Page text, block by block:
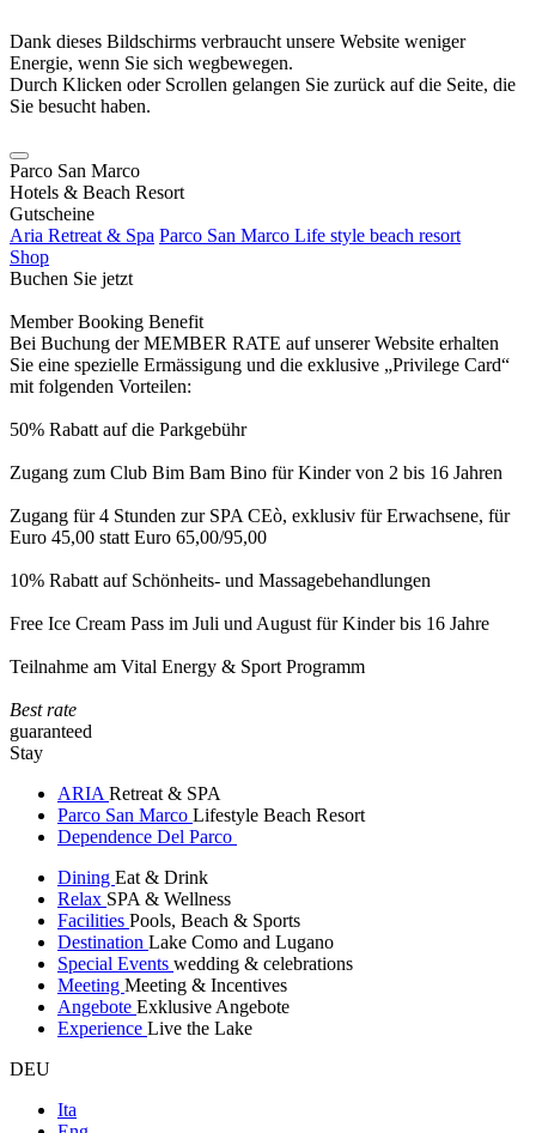
Dank dieses Bildschirms verbraucht unsere Website weniger
Energie, wenn Sie sich wegbewegen.
Durch Klicken oder Scrollen gelangen Sie zurück auf die Seite, die
Sie besucht haben.
Parco San Marco
Hotels & Beach Resort
Gutscheine
Aria Retreat & Spa Parco San Marco Life style beach resort
Shop
Buchen Sie jetzt
Member Booking Benefit
Bei Buchung der MEMBER RATE auf unserer Website erhalten
Sie eine spezielle Ermässigung und die exklusive „Privilege Card“
mit folgenden Vorteilen:
50% Rabatt auf die Parkgebühr
Zugang zum Club Bim Bam Bino für Kinder von 2 bis 16 Jahren
Zugang für 4 Stunden zur SPA CEò, exklusiv für Erwachsene, für
Euro 45,00 statt Euro 65,00/95,00
10% Rabatt auf Schönheits- und Massagebehandlungen
Free Ice Cream Pass im Juli und August für Kinder bis 16 Jahre
Teilnahme am Vital Energy & Sport Programm
Best rate
guaranteed
Stay
ARIA Retreat & SPA
Parco San Marco Lifestyle Beach Resort
Dependence Del Parco
Dining Eat & Drink
Relax SPA & Wellness
Facilities Pools, Beach & Sports
Destination Lake Como and Lugano
Special Events wedding & celebrations
Meeting Meeting & Incentives
Angebote Exklusive Angebote
Experience Live the Lake
DEU
Ita